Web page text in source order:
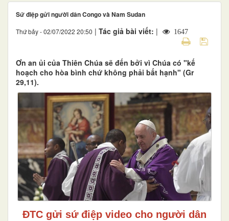
Sứ điệp gửi người dân Congo và Nam Sudan
Thứ bảy - 02/07/2022 20:50 | Tác giả bài viết: | 1647
Ơn an ủi của Thiên Chúa sẽ đến bởi vì Chúa có "kế
hoạch cho hòa bình chứ không phải bất hạnh" (Gr
29,11).
ĐTC gửi sứ điệp video cho người dân